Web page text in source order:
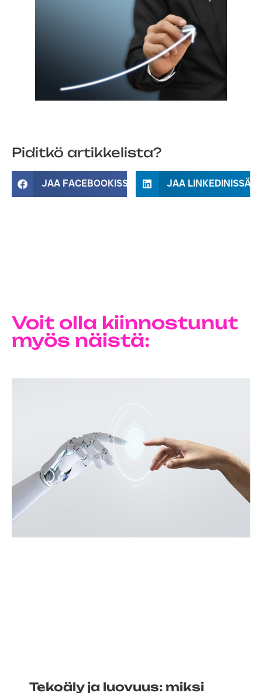
Piditkö artikkelista?
JAA FACEBOOKISSA JAA LINKEDINISSÄ
Voit olla kiinnostunut
myös näistä:
Tekoäly ja luovuus: miksi